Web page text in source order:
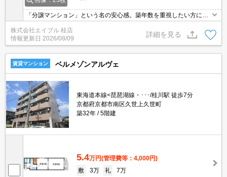
「分譲マンション」という名の安心感。築年数を重視したい方に。
人気のエリア。RC造。浴室換気乾燥式。洗面化粧台付き。新婚さん
に人気の立地ですよ。充実の設備で新婚様にピッタリ。
株式会社エイブル 桂店
情報更新日 2026/08/09
詳細を見る
賃貸マンション ベルメゾンアルヴェ
東海道本線<琵琶湖線・･･･/桂川駅 徒歩7分
京都府京都市南区久世上久世町
築32年
5階建
5.4万円(管理費等：4,000円)
敷
3万 礼
7万